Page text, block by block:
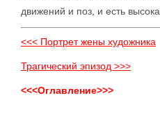
движений и поз, и есть
<<< Портрет жены художника
Трагический эпизод >>>
<<<Оглавление>>>